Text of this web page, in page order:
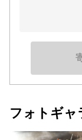
フォトギャ